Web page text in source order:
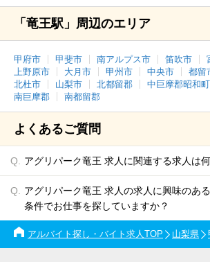
「竜王駅」周辺のエリア
甲府市 甲斐市 南アルプス市 笛吹市
上野原市
大月市 甲州市 中央市 都留
北杜市
山梨市 北都留郡 中巨摩郡昭和町
南巨摩郡
南都留郡
よくあるご質問
アグリパーク竜王 求人に関連する求人は
アグリパーク竜王 求人の求人に興味のあ
条件でお仕事を探していますか？
アルバイト探し・バイト求人TOP 山梨県